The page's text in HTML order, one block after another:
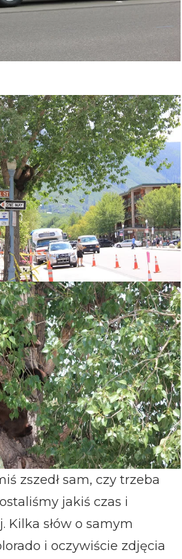
zszedł sam, czy trzeba
jakiś czas i
Kilka słów o samym
i oczywiście zdjęcia